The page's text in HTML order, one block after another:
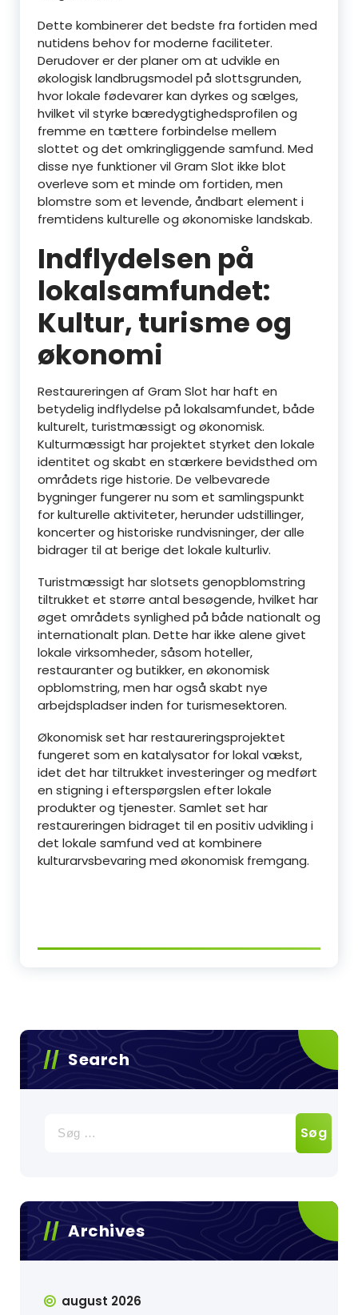
Dette kombinerer det bedste fra fortiden med
nutidens behov for moderne faciliteter.
Derudover er der planer om at udvikle en
økologisk landbrugsmodel på slottsgrunden,
hvor lokale fødevarer kan dyrkes og sælges,
hvilket vil styrke bæredygtighedsprofilen og
fremme en tættere forbindelse mellem
slottet og det omkringliggende samfund. Med
disse nye funktioner vil Gram Slot ikke blot
overleve som et minde om fortiden, men
blomstre som et levende, åndbart element i
fremtidens kulturelle og økonomiske landskab.
Indflydelsen på
lokalsamfundet:
Kultur, turisme og
økonomi
Restaureringen af Gram Slot har haft en
betydelig indflydelse på lokalsamfundet, både
kulturelt, turistmæssigt og økonomisk.
Kulturmæssigt har projektet styrket den lokale
identitet og skabt en stærkere bevidsthed om
områdets rige historie. De velbevarede
bygninger fungerer nu som et samlingspunkt
for kulturelle aktiviteter, herunder udstillinger,
koncerter og historiske rundvisninger, der alle
bidrager til at berige det lokale kulturliv.
Turistmæssigt har slotsets genopblomstring
tiltrukket et større antal besøgende, hvilket har
øget områdets synlighed på både nationalt og
internationalt plan. Dette har ikke alene givet
lokale virksomheder, såsom hoteller,
restauranter og butikker, en økonomisk
opblomstring, men har også skabt nye
arbejdspladser inden for turismesektoren.
Økonomisk set har restaureringsprojektet
fungeret som en katalysator for lokal vækst,
idet det har tiltrukket investeringer og medført
en stigning i efterspørgslen efter lokale
produkter og tjenester. Samlet set har
restaureringen bidraget til en positiv udvikling i
det lokale samfund ved at kombinere
kulturarvsbevaring med økonomisk fremgang.
Search
efter:
Archives
august 2026